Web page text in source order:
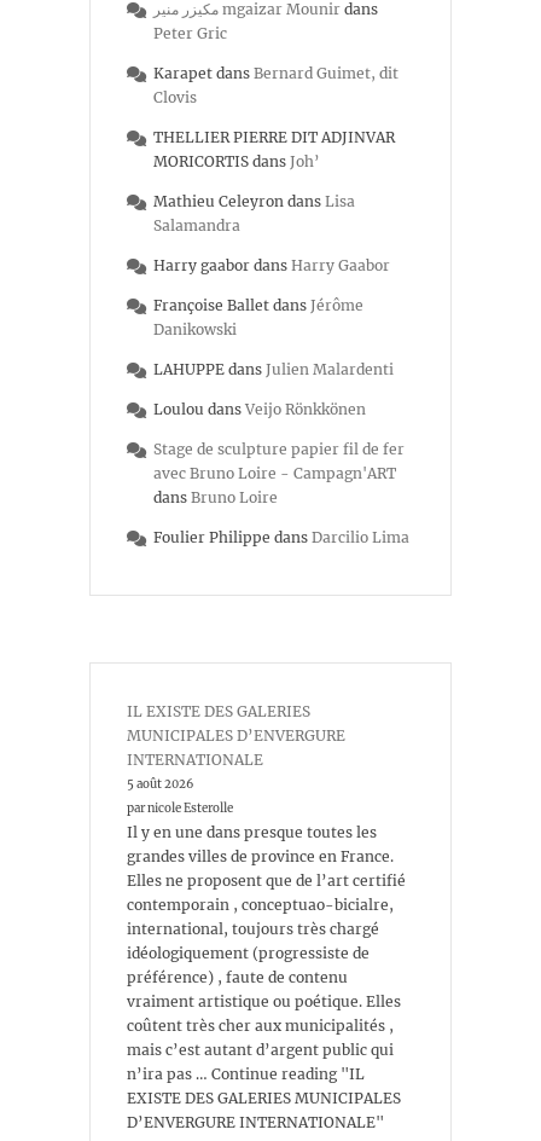
مكيزر منير mgaizar Mounir dans
Peter Gric
Karapet dans Bernard Guimet, dit
Clovis
THELLIER PIERRE DIT ADJINVAR
MORICORTIS dans Joh’
Mathieu Celeyron dans Lisa
Salamandra
Harry gaabor dans Harry Gaabor
Françoise Ballet dans Jérôme
Danikowski
LAHUPPE dans Julien Malardenti
Loulou dans Veijo Rönkkönen
Stage de sculpture papier fil de fer
avec Bruno Loire - Campagn'ART
dans Bruno Loire
Foulier Philippe dans Darcilio Lima
IL EXISTE DES GALERIES
MUNICIPALES D’ENVERGURE
INTERNATIONALE
5 août 2026
par nicole Esterolle
Il y en une dans presque toutes les
grandes villes de province en France.
Elles ne proposent que de l’art certifié
contemporain , conceptuao-bicialre,
international, toujours très chargé
idéologiquement (progressiste de
préférence) , faute de contenu
vraiment artistique ou poétique. Elles
coûtent très cher aux municipalités ,
mais c’est autant d’argent public qui
n’ira pas … Continue reading "IL
EXISTE DES GALERIES MUNICIPALES
D’ENVERGURE INTERNATIONALE"